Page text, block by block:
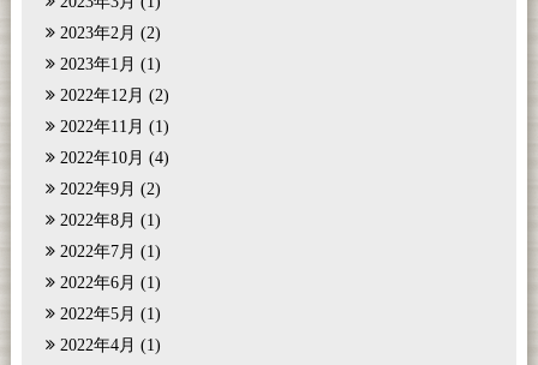
2023年2月 (2)
2023年1月 (1)
2022年12月 (2)
2022年11月 (1)
2022年10月 (4)
2022年9月 (2)
2022年8月 (1)
2022年7月 (1)
2022年6月 (1)
2022年5月 (1)
2022年4月 (1)